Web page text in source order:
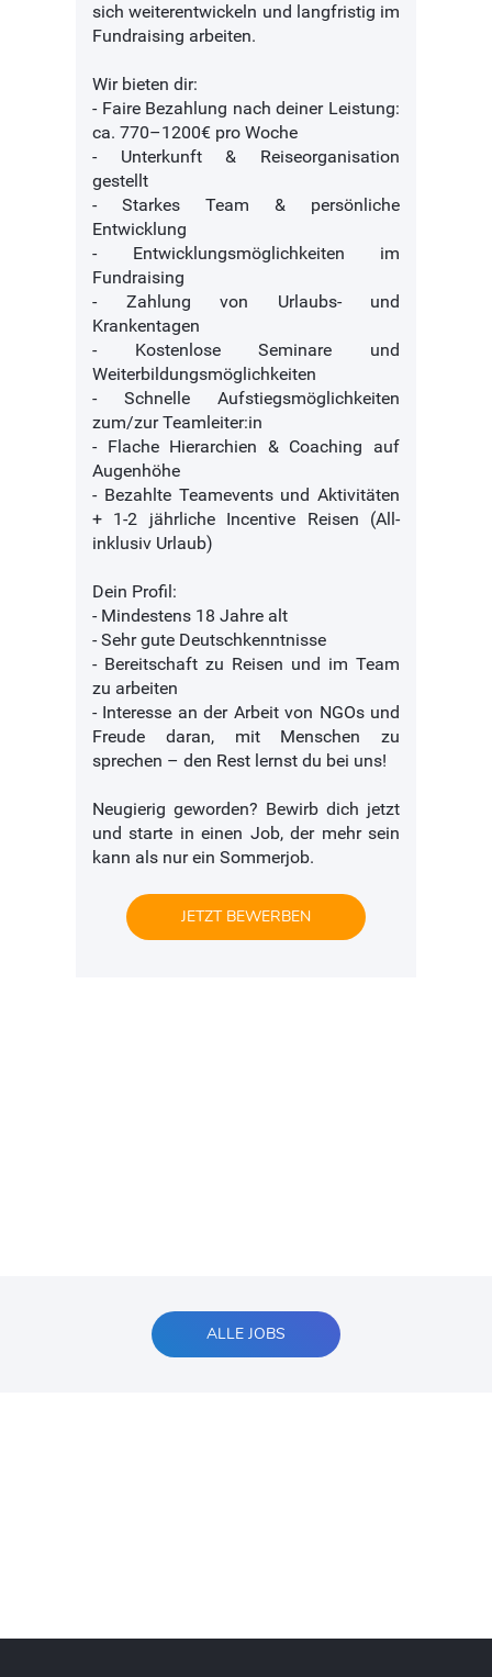
sich weiterentwickeln und langfristig im
Fundraising arbeiten.
Wir bieten dir:
- Faire Bezahlung nach deiner Leistung:
ca. 770–1200€ pro Woche
- Unterkunft & Reiseorganisation
gestellt
- Starkes Team & persönliche
Entwicklung
- Entwicklungsmöglichkeiten im
Fundraising
- Zahlung von Urlaubs- und
Krankentagen
- Kostenlose Seminare und
Weiterbildungsmöglichkeiten
- Schnelle Aufstiegsmöglichkeiten
zum/zur Teamleiter:in
- Flache Hierarchien & Coaching auf
Augenhöhe
- Bezahlte Teamevents und Aktivitäten
+ 1-2 jährliche Incentive Reisen (All-
inklusiv Urlaub)
Dein Profil:
- Mindestens 18 Jahre alt
- Sehr gute Deutschkenntnisse
- Bereitschaft zu Reisen und im Team
zu arbeiten
- Interesse an der Arbeit von NGOs und
Freude daran, mit Menschen zu
sprechen – den Rest lernst du bei uns!
Neugierig geworden? Bewirb dich jetzt
und starte in einen Job, der mehr sein
kann als nur ein Sommerjob.
JETZT BEWERBEN
ALLE JOBS